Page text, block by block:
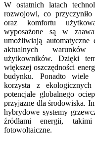
W ostatnich latach
rozwojowi, co
oraz komfortu
wyposażone są w
umożliwiają automatyczne
aktualnych
użytkowników. Dzięki
większej oszczędności
budynku. Ponadto wiele
korzysta z
potencjale globalnego
przyjazne dla środowiska.
hybrydowe systemy
źródłami energii,
fotowoltaiczne.